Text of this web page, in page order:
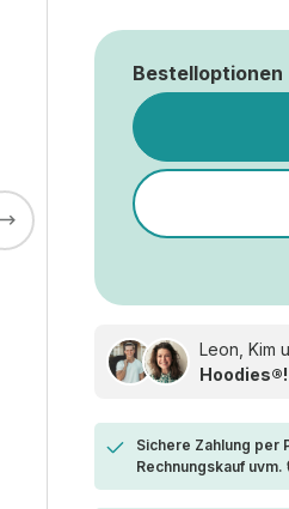
Bestelloptionen
Leon, Kim
Hoodies®!
Sichere Zahlung per
Rechnungskauf uvm.